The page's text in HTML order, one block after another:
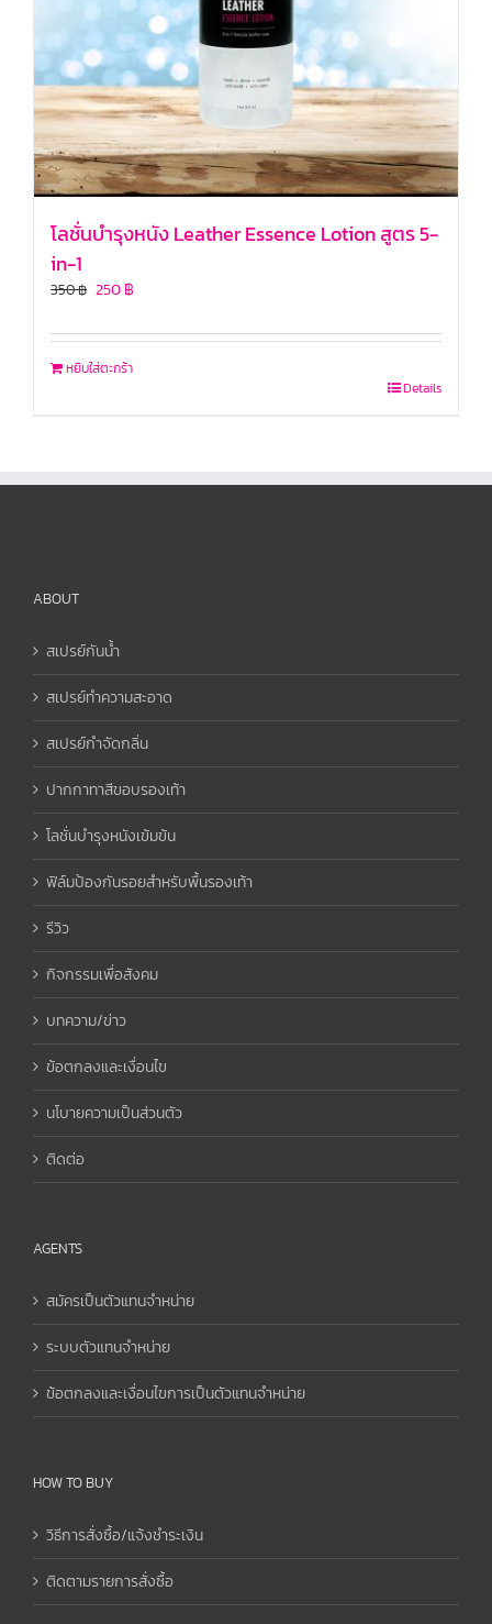
โลชั่นบำรุงหนัง Leather Essence Lotion สูตร 5-
in-1
350฿ 250฿
หยิบใส่ตะกร้า
Details
ABOUT
สเปรย์กันน้ำ
สเปรย์ทำความสะอาด
สเปรย์กำจัดกลิ่น
ปากกาทาสีขอบรองเท้า
โลชั่นบำรุงหนังเข้มข้น
ฟิล์มป้องกันรอยสำหรับพื้นรองเท้า
รีวิว
กิจกรรมเพื่อสังคม
บทความ/ข่าว
ข้อตกลงและเงื่อนไข
นโบายความเป็นส่วนตัว
ติดต่อ
AGENTS
สมัครเป็นตัวแทนจำหน่าย
ระบบตัวแทนจำหน่าย
ข้อตกลงและเงื่อนไขการเป็นตัวแทนจำหน่าย
HOW TO BUY
วิธีการสั่งซื้อ/แจ้งชำระเงิน
ติดตามรายการสั่งซื้อ